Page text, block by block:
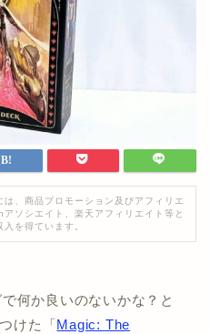
は、商品プロモーション及びアフィリエ
ソシエイト、楽天アフィリエイト等と
を得ています。
何か良いのないかな？と
けた「Magic: The